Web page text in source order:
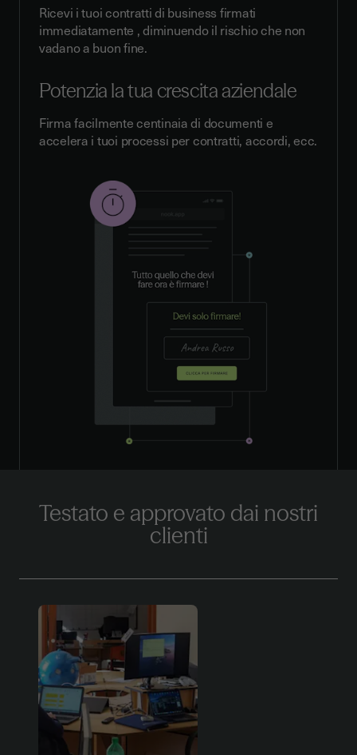
Ricevi i tuoi contratti di business firmati
immediatamente , diminuendo il rischio che non
vadano a buon fine.
Potenzia la tua crescita aziendale
Firma facilmente centinaia di documenti e
accelera i tuoi processi per contratti, accordi, ecc.
Testato e approvato dai nostri
clienti